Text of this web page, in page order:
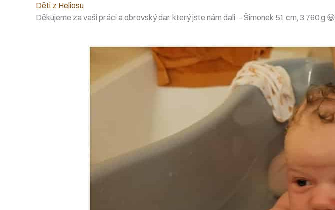
Děti z Heliosu
Děkujeme za vaši práci a obrovský dar, který jste nám dali – Šimonek 51 cm, 3 760 g 😀